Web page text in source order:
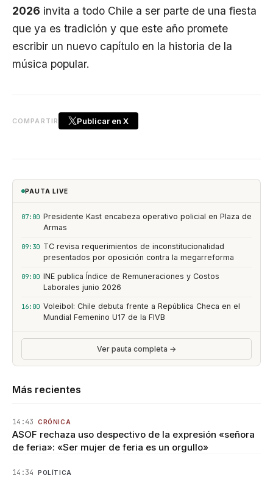
2026 invita a todo Chile a ser parte de una fiesta
que ya es tradición y que este año promete
escribir un nuevo capítulo en la historia de la
música popular.
COMPARTIR Publicar en X
PAUTA LIVE
07:00 Presidente Kast encabeza operativo policial en Plaza de
Armas
09:30 TC revisa requerimientos de inconstitucionalidad
presentados por oposición contra la megarreforma
09:00 INE publica Índice de Remuneraciones y Costos
Laborales junio 2026
16:00 Voleibol: Chile debuta frente a República Checa en el
Mundial Femenino U17 de la FIVB
Ver pauta completa →
Más recientes
14:43 CRÓNICA
ASOF rechaza uso despectivo de la expresión «señora
de feria»: «Ser mujer de feria es un orgullo»
14:34 POLÍTICA